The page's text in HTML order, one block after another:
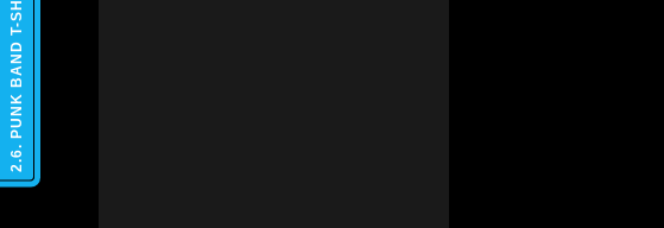
2.6. PUNK BAND T-SHIRTS